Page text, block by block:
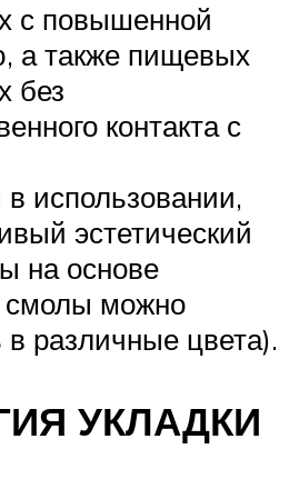
с повышенной
а также пищевых
без
контакта с
использовании,
эстетический
на основе
смолы можно
различные цвета).
УКЛАДКИ